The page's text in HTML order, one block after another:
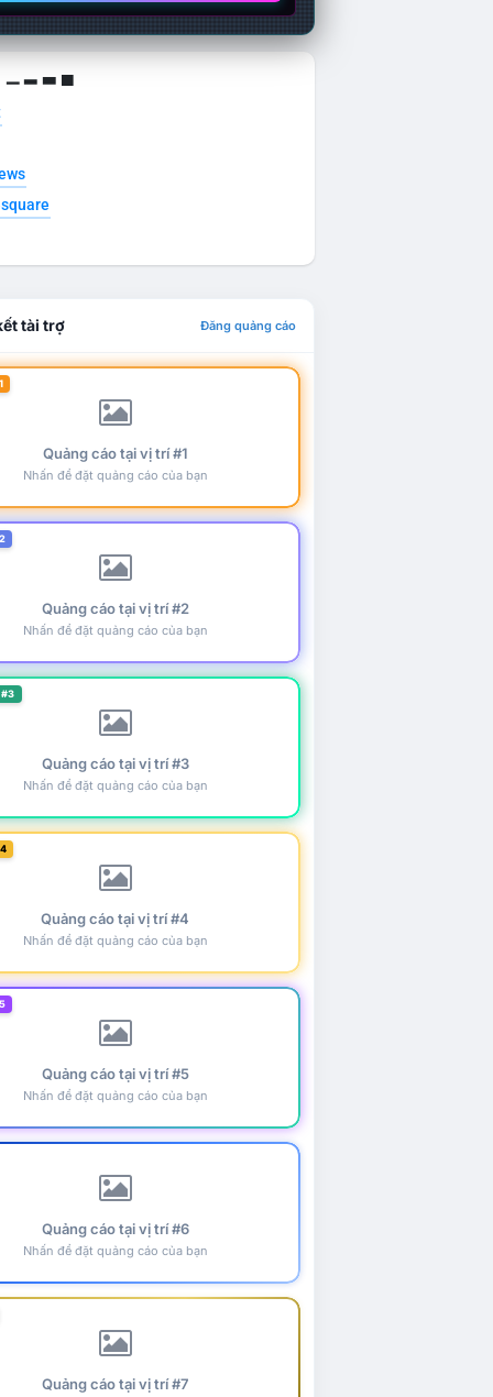
▁ ▂ ▃ ▄
tài trợ Đăng quảng cáo
Quảng cáo tại vị trí #1
Nhấn để đặt quảng cáo của bạn
Quảng cáo tại vị trí #2
Nhấn để đặt quảng cáo của bạn
Quảng cáo tại vị trí #3
Nhấn để đặt quảng cáo của bạn
Quảng cáo tại vị trí #4
Nhấn để đặt quảng cáo của bạn
Quảng cáo tại vị trí #5
Nhấn để đặt quảng cáo của bạn
Quảng cáo tại vị trí #6
Nhấn để đặt quảng cáo của bạn
Quảng cáo tại vị trí #7